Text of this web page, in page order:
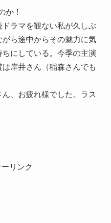
か！
ラマを観ない私が久しぶ
ら途中からその魅力に気
にしている。今季の主演
岸井さん（稲森さんでも
、お疲れ様でした。ラス
リンク